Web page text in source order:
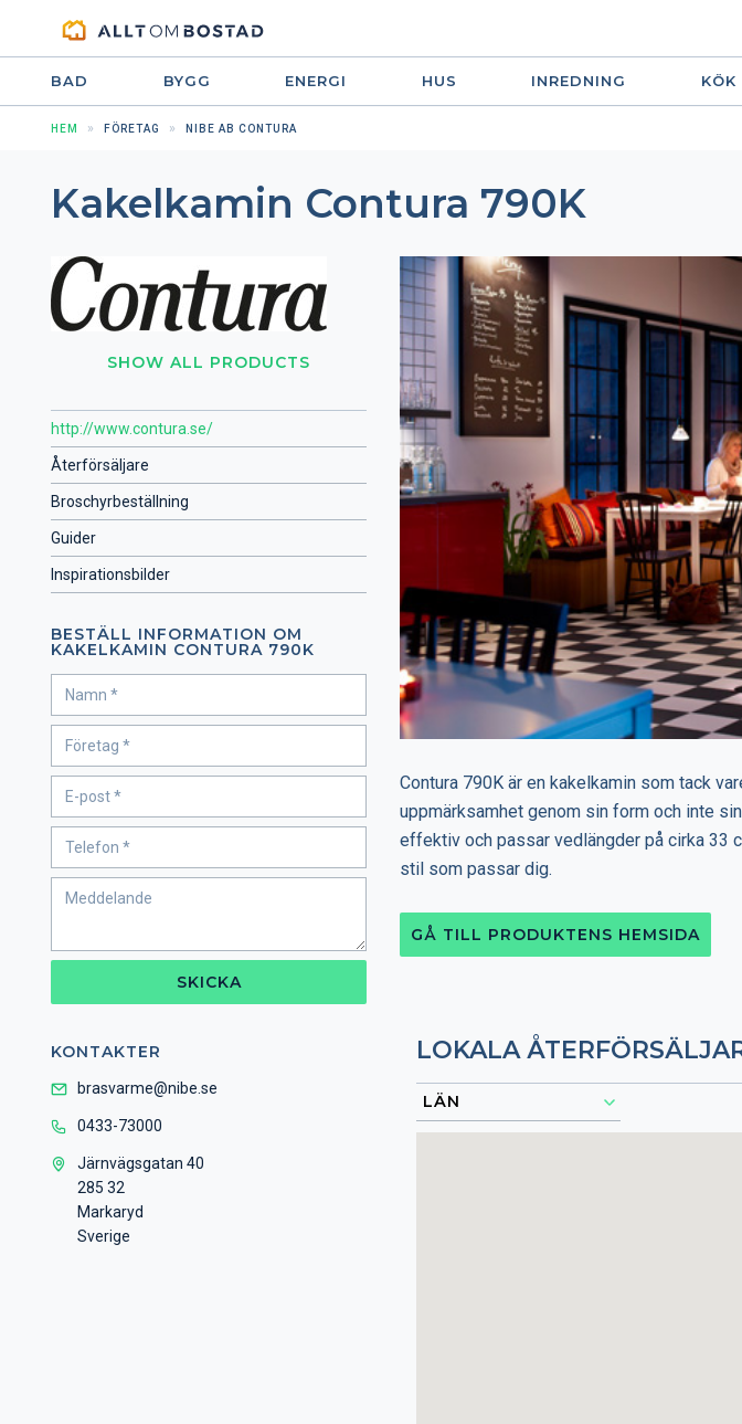
BAD BYGG ENERGI HUS INREDNING KÖK
HEM FÖRETAG NIBE AB CONTURA
Kakelkamin Contura 790K
SHOW ALL PRODUCTS
http://www.contura.se/
Återförsäljare
Broschyrbeställning
Guider
Inspirationsbilder
BESTÄLL INFORMATION OM
KAKELKAMIN CONTURA 790K
SKICKA
KONTAKTER
brasvarme@nibe.se
0433-73000
Järnvägsgatan 40
285 32
Markaryd
Sverige
Contura 790K är en kakelkamin som tack
uppmärksamhet genom sin form och inte
effektiv och passar vedlängder på cirka 33
stil som passar dig.
GÅ TILL PRODUKTENS HEMSIDA
LOKALA